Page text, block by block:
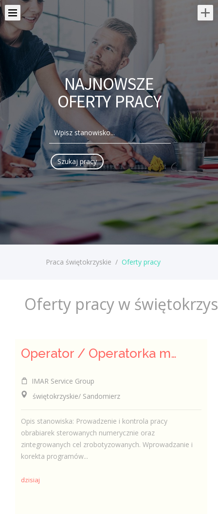
NAJNOWSZE
OFERTY PRACY
Praca świętokrzyskie / Oferty pracy
Oferty pracy w
Operator / Operatorka maszyn CNC (K/M)
IMAR Service Group
świętokrzyskie/ Sandomierz
Opis stanowiska: Prowadzenie i kontrola pracy
obrabiarek sterowanych numerycznie oraz
zintegrowanych cel zrobotyzowanych. Wprowadzanie i
korekta programów...
dzisiaj